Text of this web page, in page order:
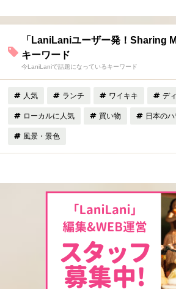
「LaniLaniユーザー発！Sharing
キーワード
今LaniLaniで話題になっているキーワード
人気 ランチ ワイキキ デ
ローカルに人気 買い物 日本の
風景・景色